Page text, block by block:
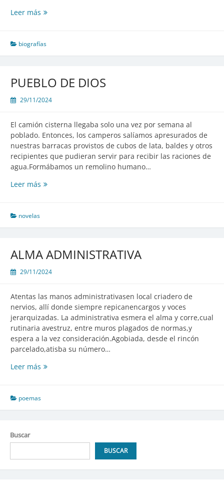
Leer más RUBEN
biografías
PUEBLO DE DIOS
29/11/2024
El camión cisterna llegaba solo una vez por semana al
poblado. Entonces, los camperos salíamos apresurados de
nuestras barracas provistos de cubos de lata, baldes y otros
recipientes que pudieran servir para recibir las raciones de
agua.Formábamos un remolino humano…
Leer más PUEBLO
novelas
ALMA ADMINISTRATIVA
29/11/2024
Atentas las manos administrativasen local criadero de
nervios, allí donde siempre repicanencargos y voces
jerarquizadas. La administrativa esmera el alma y corre,cual
rutinaria avestruz, entre muros plagados de normas,y
espera a la vez consideración.Agobiada, desde el rincón
parcelado,atisba su número…
Leer más ALMA
poemas
Buscar
BUSCAR